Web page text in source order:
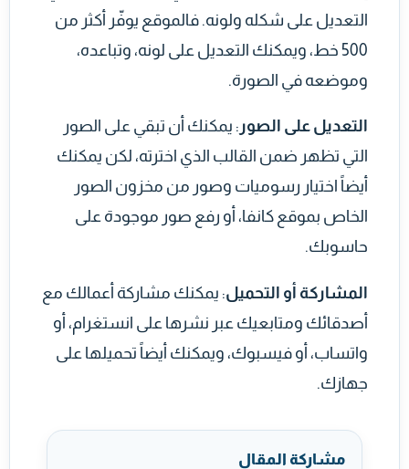
التعديل على شكله ولونه. فالموقع يوفّر أكثر من
500 خط، ويمكنك التعديل على لونه، وتباعده،
وموضعه في الصورة.
التعديل على الصور : يمكنك أن تبقي على الصور
التي تظهر ضمن القالب الذي اخترته، لكن يمكنك
أيضاً اختيار رسوميات وصور من مخزون الصور
الخاص بموقع كانفا، أو رفع صور موجودة على
حاسوبك.
المشاركة أو التحميل: يمكنك مشاركة أعمالك مع
أصدقائك ومتابعيك عبر نشرها على انستغرام، أو
واتساب، أو فيسبوك، ويمكنك أيضاً تحميلها على
جهازك.
مشاركة المقال